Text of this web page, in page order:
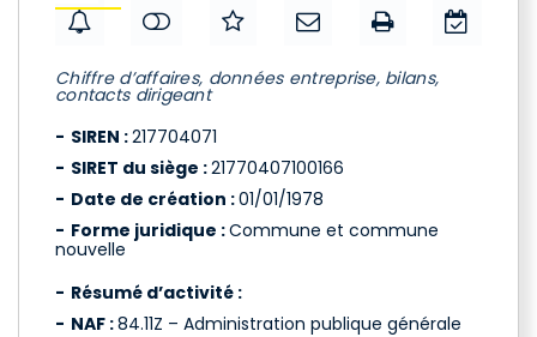
Chiffre d’affaires, données entreprise, bilans,
contacts dirigeant
SIREN :217704071
SIRET du siège :21770407100166
Date de création :01/01/1978
Forme juridique :Commune et commune
nouvelle
Résumé d’activité :
NAF :84.11Z – Administration publique générale